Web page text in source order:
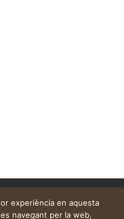
experiència en aquesta
navegant per la web,